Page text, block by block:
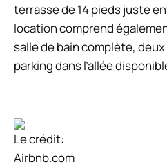
terrasse de 14 pieds juste
location comprend
salle de bain complète,
parking dans l’allée
Le crédit:
Airbnb.com